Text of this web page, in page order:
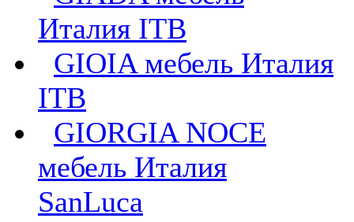
Италия ITB
GIOIA мебель Италия
ITB
GIORGIA NOCE
мебель Италия
SanLuca